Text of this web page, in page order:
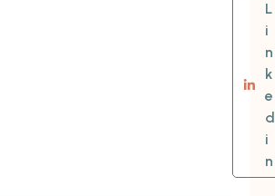
L
i
n
k
e
d
i
n